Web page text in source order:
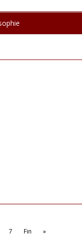
7 Fin »